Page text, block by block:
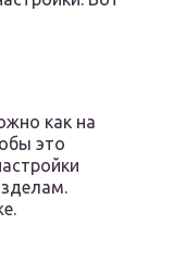
как на
это